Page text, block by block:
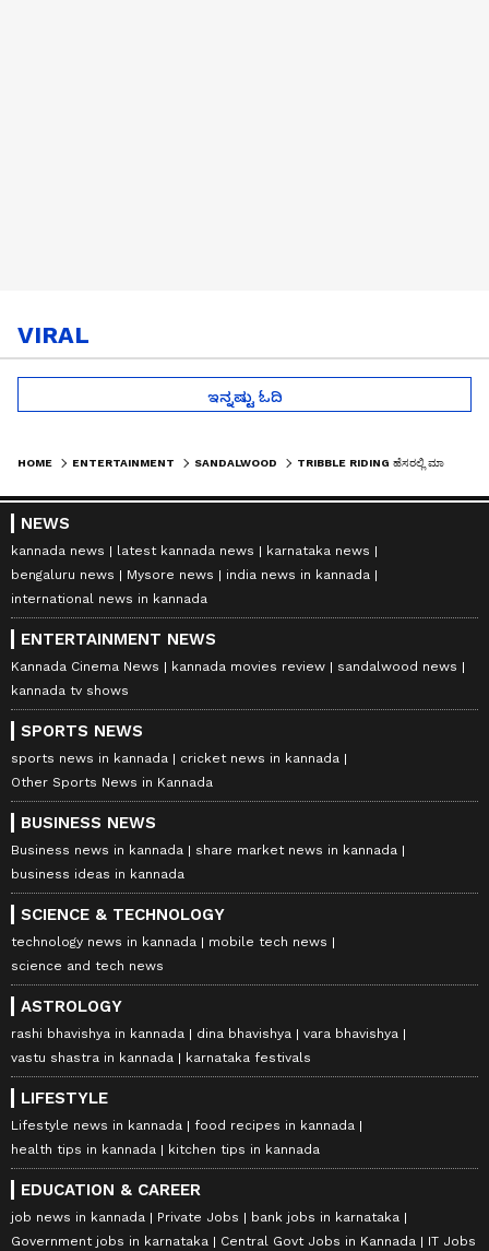
VIRAL
ಇನ್ನಷ್ಟು ಓದಿ
HOME ENTERTAINMENT SANDALWOOD
NEWS
kannada news latest kannada news
karnataka news
bengaluru news
Mysore news
india news in kannada
international news in kannada
ENTERTAINMENT NEWS
Kannada Cinema News kannada movies review
sandalwood news
kannada tv shows
SPORTS NEWS
sports news in kannada
cricket news in kannada
Other Sports News in Kannada
BUSINESS NEWS
Business news in kannada
share market news in kannada
business ideas in kannada
SCIENCE & TECHNOLOGY
technology news in kannada
mobile tech news
science and tech news
ASTROLOGY
rashi bhavishya in kannada dina bhavishya
vara bhavishya
vastu shastra in kannada
karnataka festivals
LIFESTYLE
Lifestyle news in kannada
food recipes in kannada
health tips in kannada
kitchen tips in kannada
EDUCATION & CAREER
job news in kannada Private Jobs
bank jobs in karnataka
Government jobs in karnataka
Central Govt Jobs in Kannada IT Jobs